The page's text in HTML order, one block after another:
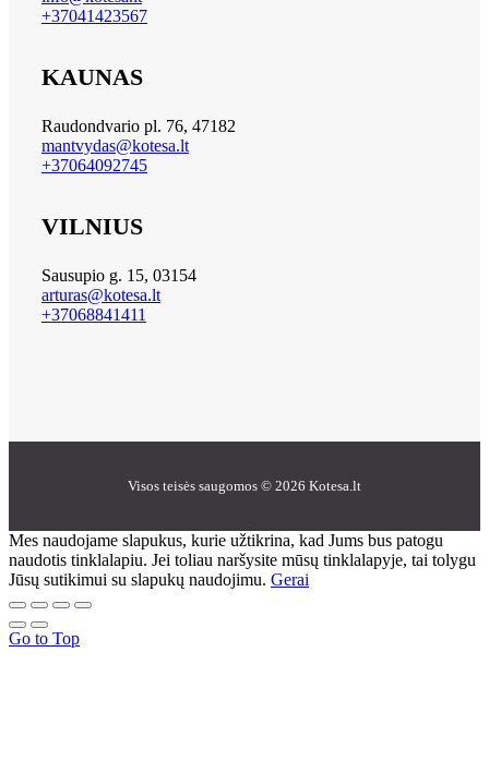
+37041423567
KAUNAS
Raudondvario pl. 76, 47182
mantvydas@kotesa.lt
+37064092745
VILNIUS
Sausupio g. 15, 03154
arturas@kotesa.lt
+37068841411
Visos teisės saugomos © 2026 Kotesa.lt
Mes naudojame slapukus, kurie užtikrina, kad Jums bus patogu
naudotis tinklalapiu. Jei toliau naršysite mūsų tinklalapyje, tai tolygu
Jūsų sutikimui su slapukų naudojimu. Gerai
Go to Top